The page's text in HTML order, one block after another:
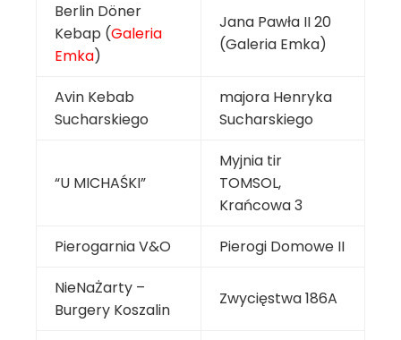
Berlin Döner
Kebap (Galeria
Emka)
Jana Pawła II 20
(Galeria Emka)
Avin Kebab
Sucharskiego
majora Henryka
Sucharskiego
“U MICHAŚKI”
Myjnia tir
TOMSOL,
Krańcowa 3
Pierogarnia V&O
Pierogi Domowe II
NieNaŻarty –
Burgery Koszalin
Zwycięstwa 186A